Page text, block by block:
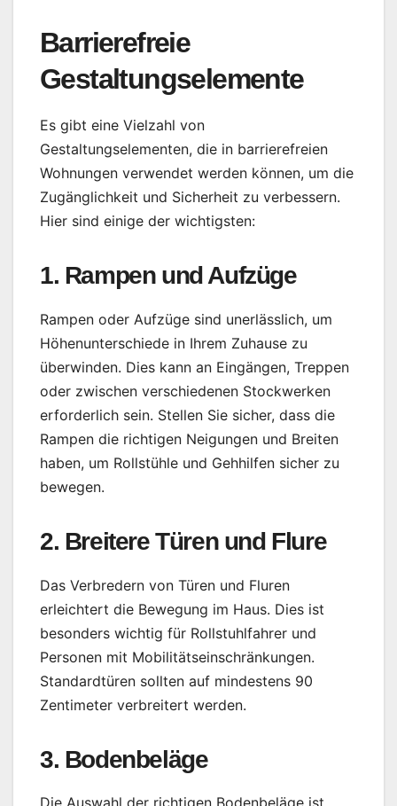
Barrierefreie
Gestaltungselemente
Es gibt eine Vielzahl von
Gestaltungselementen, die in barrierefreien
Wohnungen verwendet werden können, um die
Zugänglichkeit und Sicherheit zu verbessern.
Hier sind einige der wichtigsten:
1. Rampen und Aufzüge
Rampen oder Aufzüge sind unerlässlich, um
Höhenunterschiede in Ihrem Zuhause zu
überwinden. Dies kann an Eingängen, Treppen
oder zwischen verschiedenen Stockwerken
erforderlich sein. Stellen Sie sicher, dass die
Rampen die richtigen Neigungen und Breiten
haben, um Rollstühle und Gehhilfen sicher zu
bewegen.
2. Breitere Türen und Flure
Das Verbredern von Türen und Fluren
erleichtert die Bewegung im Haus. Dies ist
besonders wichtig für Rollstuhlfahrer und
Personen mit Mobilitätseinschränkungen.
Standardtüren sollten auf mindestens 90
Zentimeter verbreitert werden.
3. Bodenbeläge